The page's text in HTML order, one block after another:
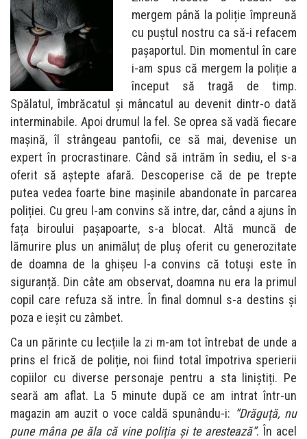
mergem până la poliție împreună
cu puștul nostru ca să-i refacem
pașaportul. Din momentul în care
i-am spus că mergem la poliție a
început să tragă de timp.
Spălatul, îmbrăcatul și mâncatul au devenit dintr-o dată
interminabile. Apoi drumul la fel. Se oprea să vadă fiecare
mașină, îl strângeau pantofii, ce să mai, devenise un
expert în procrastinare. Când să intrăm în sediu, el s-a
oferit să aștepte afară. Descoperise că de pe trepte
putea vedea foarte bine mașinile abandonate în parcarea
poliției. Cu greu l-am convins să intre, dar, când a ajuns în
fața biroului pașapoarte, s-a blocat. Altă muncă de
lămurire plus un animăluț de pluș oferit cu generozitate
de doamna de la ghișeu l-a convins că totuși este în
siguranță. Din câte am observat, doamna nu era la primul
copil care refuza să intre. În final domnul s-a destins și
poza e ieșit cu zâmbet.
Ca un părinte cu lecțiile la zi m-am tot întrebat de unde a
prins el frică de poliție, noi fiind total împotriva sperierii
copiilor cu diverse personaje pentru a sta liniștiți. Pe
seară am aflat. La 5 minute după ce am intrat într-un
magazin am auzit o voce caldă spunându-i: ”Drăguță, nu
pune mâna pe ăla că vine poliția și te arestează”. În acel